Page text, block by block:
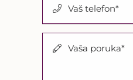
Vaš telefon*
Vaša poruka*